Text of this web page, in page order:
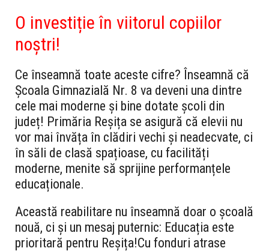
O investiție în viitorul copiilor
noștri!
Ce înseamnă toate aceste cifre? Înseamnă că
Școala Gimnazială Nr. 8 va deveni una dintre
cele mai moderne și bine dotate școli din
județ! Primăria Reșița se asigură că elevii nu
vor mai învăța în clădiri vechi și neadecvate, ci
în săli de clasă spațioase, cu facilități
moderne, menite să sprijine performanțele
educaționale.
Această reabilitare nu înseamnă doar o școală
nouă, ci și un mesaj puternic: Educația este
prioritară pentru Reșița!Cu fonduri atrase